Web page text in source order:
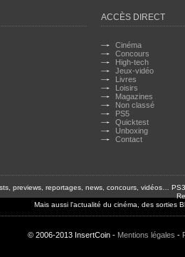
ACCÈS DIRECT
Cinéma
Concours
High-tech
Jeux-vidéo
Livres
Loisirs
Magazines
Non classé
PS5
Quicktest
Unboxing
Contact
previews, reportages, news, concours, vidéos…
Mais aussi l'actualité du cinéma, des sorties
© 2006-2013 InsertCoin - Mentions légales -